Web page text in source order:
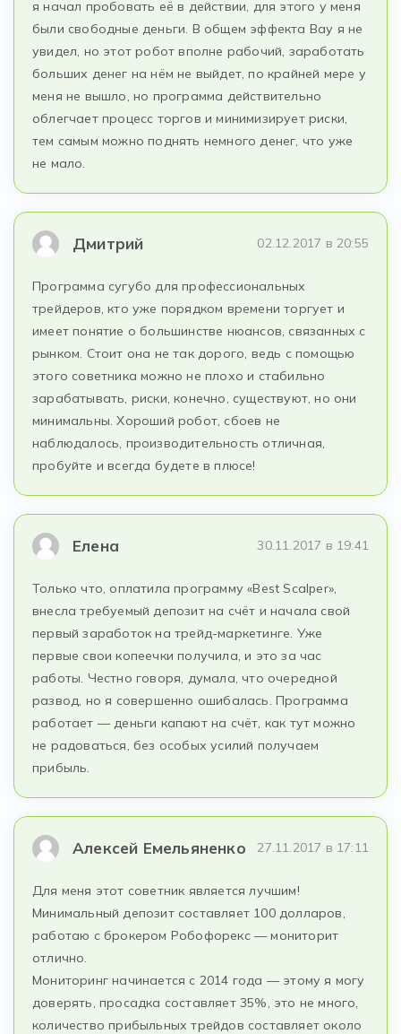
я начал пробовать её в действии, для этого у меня
были свободные деньги. В общем эффекта Вау я не
увидел, но этот робот вполне рабочий, заработать
больших денег на нём не выйдет, по крайней мере у
меня не вышло, но программа действительно
облегчает процесс торгов и минимизирует риски,
тем самым можно поднять немного денег, что уже
не мало.
Дмитрий 02.12.2017 в 20:55
Программа сугубо для профессиональных
трейдеров, кто уже порядком времени торгует и
имеет понятие о большинстве нюансов, связанных с
рынком. Стоит она не так дорого, ведь с помощью
этого советника можно не плохо и стабильно
зарабатывать, риски, конечно, существуют, но они
минимальны. Хороший робот, сбоев не
наблюдалось, производительность отличная,
пробуйте и всегда будете в плюсе!
Елена 30.11.2017 в 19:41
Только что, оплатила программу «Best Scalper»,
внесла требуемый депозит на счёт и начала свой
первый заработок на трейд-маркетинге. Уже
первые свои копеечки получила, и это за час
работы. Честно говоря, думала, что очередной
развод, но я совершенно ошибалась. Программа
работает — деньги капают на счёт, как тут можно
не радоваться, без особых усилий получаем
прибыль.
Алексей Емельяненко 27.11.2017 в 17:11
Для меня этот советник является лучшим!
Минимальный депозит составляет 100 долларов,
работаю с брокером Робофорекс — мониторит
отлично.
Мониторинг начинается с 2014 года — этому я могу
доверять, просадка составляет 35%, это не много,
количество прибыльных трейдов составляет около